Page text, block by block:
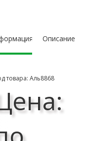
Описание
товара: Аль8868